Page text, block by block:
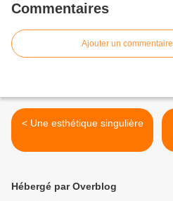
Commentaires
Ajouter un commentaire
< Une esthétique singulière
Hébergé par Overblog